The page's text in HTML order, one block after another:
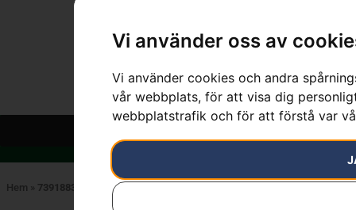
Vi använder oss av
Vi använder cookies och andra
vår webbplats, för att visa dig
webbplatstrafik och för att förstå var
Hem » 7391883043691